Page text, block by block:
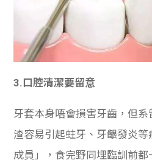
3.口腔清潔要留意
牙套本身唔會損害牙齒，但
渣容易引起蛀牙、牙齦發炎
成員」，食完野同埋臨訓前